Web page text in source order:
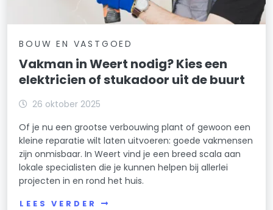
BOUW EN VASTGOED
Vakman in Weert nodig? Kies een
elektricien of stukadoor uit de buurt
26 oktober 2025
Of je nu een grootse verbouwing plant of gewoon een
kleine reparatie wilt laten uitvoeren: goede vakmensen
zijn onmisbaar. In Weert vind je een breed scala aan
lokale specialisten die je kunnen helpen bij allerlei
projecten in en rond het huis.
LEES VERDER